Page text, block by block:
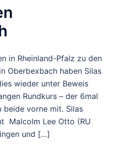
in Rheinland-Pfalz zu den
Oberbexbach haben Silas
wieder unter Beweis
Rundkurs – der 6mal
beide vorne mit. Silas
Malcolm Lee Otto (RU
und […]